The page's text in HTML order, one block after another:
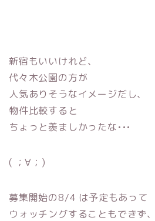
新宿もいいけれど、
代々木公園の方が
人気ありそうなイメージだし、
物件比較すると
ちょっと羨ましかったな•••
( ；∀；)
募集開始の8/4 は予定もあって
ウォッチングすることもできず、